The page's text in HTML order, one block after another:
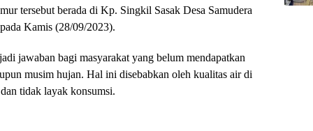
tersebut berada di Kp. Singkil Sasak Desa Samudera
Kamis (28/09/2023).
jawaban bagi masyarakat yang belum mendapatkan
musim hujan. Hal ini disebabkan oleh kualitas air di
tidak layak konsumsi.